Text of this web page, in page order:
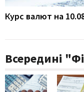
Курс валют на
Всередині